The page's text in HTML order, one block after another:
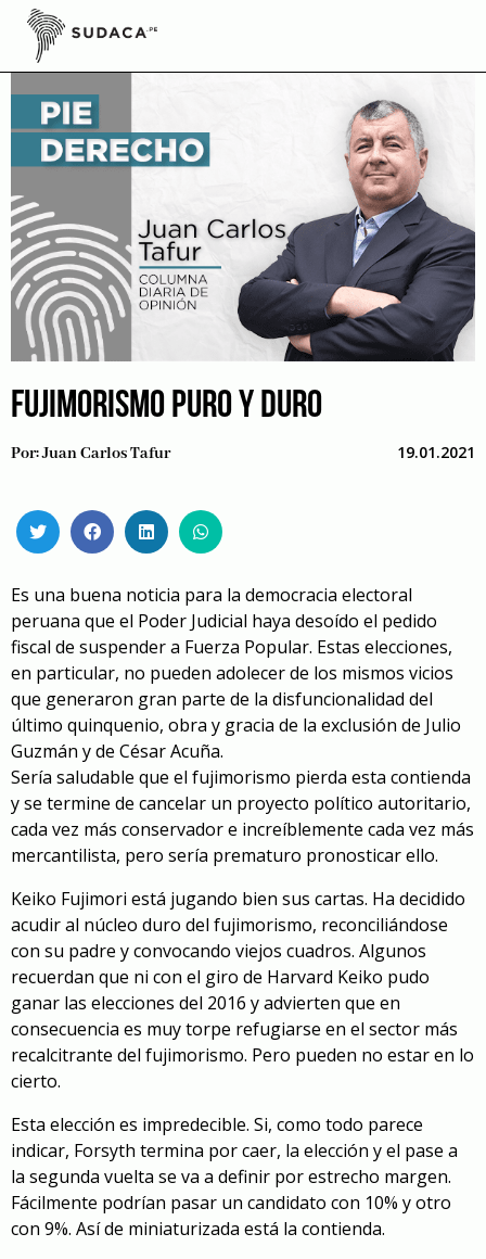
Skip
content
FUJIMORISMO PURO Y DURO
Por:Juan Carlos Tafur 19.01.2021
Es una buena noticia para la democracia electoral
peruana que el Poder Judicial haya desoído el pedido
fiscal de suspender a Fuerza Popular. Estas elecciones,
en particular, no pueden adolecer de los mismos vicios
que generaron gran parte de la disfuncionalidad del
último quinquenio, obra y gracia de la exclusión de Julio
Guzmán y de César Acuña.
Sería saludable que el fujimorismo pierda esta contienda
y se termine de cancelar un proyecto político autoritario,
cada vez más conservador e increíblemente cada vez más
mercantilista, pero sería prematuro pronosticar ello.
Keiko Fujimori está jugando bien sus cartas. Ha decidido
acudir al núcleo duro del fujimorismo, reconciliándose
con su padre y convocando viejos cuadros. Algunos
recuerdan que ni con el giro de Harvard Keiko pudo
ganar las elecciones del 2016 y advierten que en
consecuencia es muy torpe refugiarse en el sector más
recalcitrante del fujimorismo. Pero pueden no estar en lo
cierto.
Esta elección es impredecible. Si, como todo parece
indicar, Forsyth termina por caer, la elección y el pase a
la segunda vuelta se va a definir por estrecho margen.
Fácilmente podrían pasar un candidato con 10% y otro
con 9%. Así de miniaturizada está la contienda.